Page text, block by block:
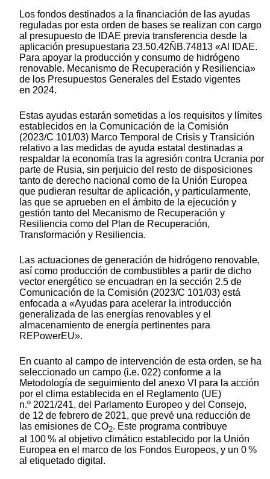
Los fondos destinados a la financiación de las ayudas
reguladas por esta orden de bases se realizan con cargo
al presupuesto de IDAE previa transferencia desde la
aplicación presupuestaria 23.50.42ÑB.74813 «Al IDAE.
Para apoyar la producción y consumo de hidrógeno
renovable. Mecanismo de Recuperación y Resiliencia»
de los Presupuestos Generales del Estado vigentes
en 2024.
Estas ayudas estarán sometidas a los requisitos y límites
establecidos en la Comunicación de la Comisión
(2023/C 101/03) Marco Temporal de Crisis y Transición
relativo a las medidas de ayuda estatal destinadas a
respaldar la economía tras la agresión contra Ucrania por
parte de Rusia, sin perjuicio del resto de disposiciones
tanto de derecho nacional como de la Unión Europea
que pudieran resultar de aplicación, y particularmente,
las que se aprueben en el ámbito de la ejecución y
gestión tanto del Mecanismo de Recuperación y
Resiliencia como del Plan de Recuperación,
Transformación y Resiliencia.
Las actuaciones de generación de hidrógeno renovable,
así como producción de combustibles a partir de dicho
vector energético se encuadran en la sección 2.5 de
Comunicación de la Comisión (2023/C 101/03) está
enfocada a «Ayudas para acelerar la introducción
generalizada de las energías renovables y el
almacenamiento de energía pertinentes para
REPowerEU».
En cuanto al campo de intervención de esta orden, se ha
seleccionado un campo (i.e. 022) conforme a la
Metodología de seguimiento del anexo VI para la acción
por el clima establecida en el Reglamento (UE)
n.º 2021/241, del Parlamento Europeo y del Consejo,
de 12 de febrero de 2021, que prevé una reducción de
las emisiones de CO2. Este programa contribuye
al 100 % al objetivo climático establecido por la Unión
Europea en el marco de los Fondos Europeos, y un 0 %
al etiquetado digital.